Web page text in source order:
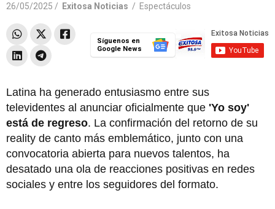
26/05/2025 / Exitosa Noticias / Espectáculos
Síguenos en
Google News
Latina ha generado entusiasmo entre sus
televidentes al anunciar oficialmente que 'Yo soy'
está de regreso. La confirmación del retorno de su
reality de canto más emblemático, junto con una
convocatoria abierta para nuevos talentos, ha
desatado una ola de reacciones positivas en redes
sociales y entre los seguidores del formato.